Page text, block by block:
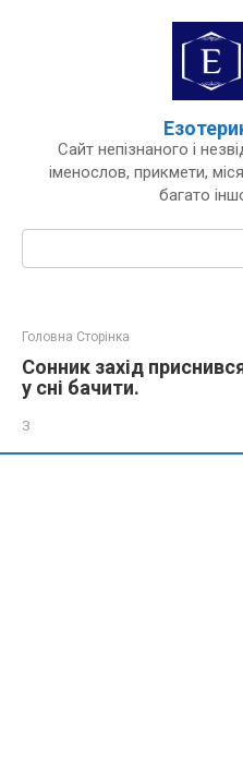
Сайт непізнаного і
іменослов, прикмети,
багато
Пошук:
Головна Сторінка
Сонник захід
у сні бачити.
З